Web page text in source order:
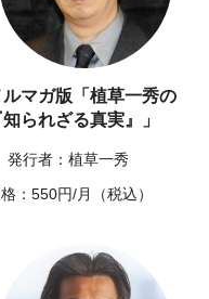
ルマガ版「植草一秀の
知られざる真実』」
発行者：植草一秀
：550円/月（税込）